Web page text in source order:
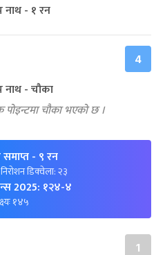
नाथ - १ रन
4
नाथ - चौका
चौका भएको छ ।
- ९ रन
डिक्‍वेला: २३
2025: १२४-४
१४५
1